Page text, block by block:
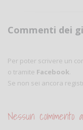
Commenti dei
Per poter scrivere un
o tramite Facebook.
Se non sei ancora
Nessun commento